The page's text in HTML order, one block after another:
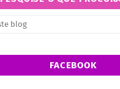
FACEBOOK